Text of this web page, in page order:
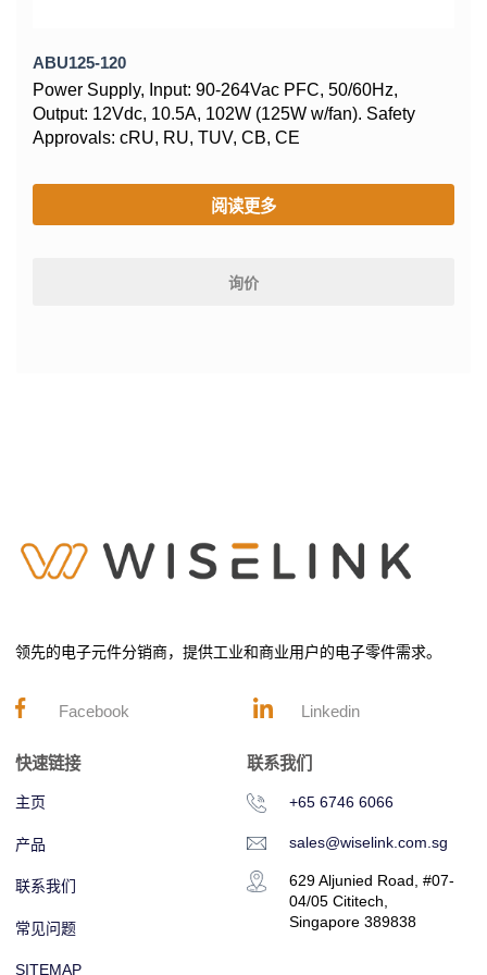
ABU125-120
Power Supply, Input: 90-264Vac PFC, 50/60Hz,
Output: 12Vdc, 10.5A, 102W (125W w/fan). Safety
Approvals: cRU, RU, TUV, CB, CE
阅读更多
询价
领先的电子元件分销商，提供工业和商业用户的电子零件需求。
Facebook Linkedin
快速链接
主页
产品
联系我们
常见问题
SITEMAP
联系我们
+65 6746 6066
sales@wiselink.com.sg
629 Aljunied Road, #07-
04/05 Cititech,
Singapore 389838